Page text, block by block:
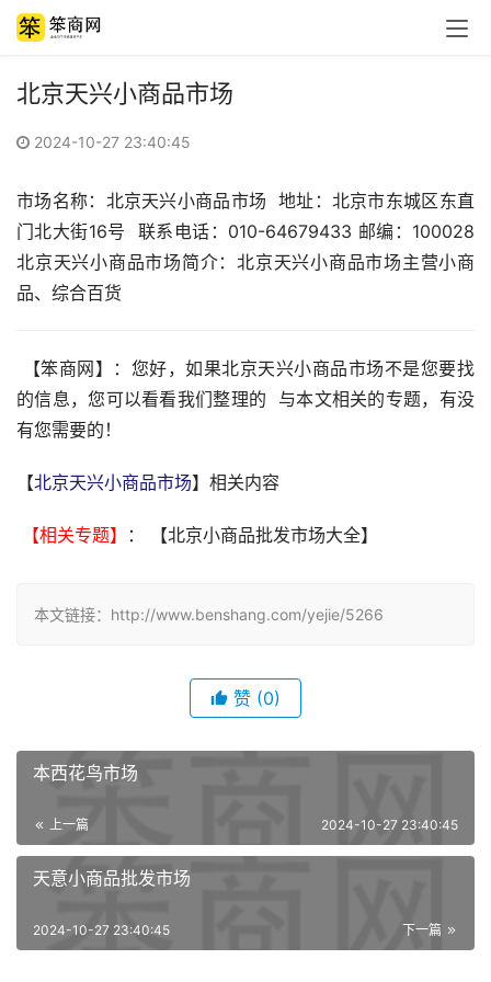
北京天兴小商品市场
2024-10-27 23:40:45
市场名称：北京天兴小商品市场  地址：北京市东城区东直
门北大街16号  联系电话：010-64679433 邮编：100028
北京天兴小商品市场简介：北京天兴小商品市场主营小商
品、综合百货
的信息，您可以看看我们整理的  与本文相关的专题，有没
有您需要的！
【北京天兴小商品市场】相关内容
【相关专题】 ： 【北京小商品批发市场大全】
本文链接：http://www.benshang.com/yejie/5266
赞 (0)
本西花鸟市场
上一篇 2024-10-27 23:40:45
天意小商品批发市场
下一篇
2024-10-27 23:40:45